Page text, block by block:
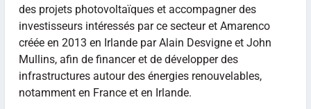
des projets photovoltaïques et accompagner des
investisseurs intéressés par ce secteur et Amarenco
créée en 2013 en Irlande par Alain Desvigne et John
Mullins, afin de financer et de développer des
infrastructures autour des énergies renouvelables,
notamment en France et en Irlande.